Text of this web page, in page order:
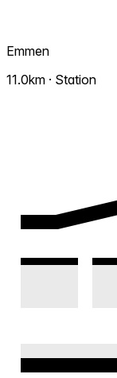
Emmen
11.0km · Station